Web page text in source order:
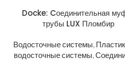
Docke: Cоединительная
трубы LUX Пломбир
Водосточные системы,
водосточные системы,